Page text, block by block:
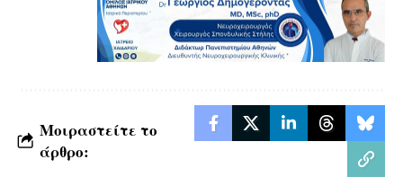
Μοιραστείτε το
άρθρο: